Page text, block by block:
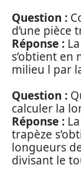
Question :
d’une pièce
Réponse :
s’obtient
milieu l par
Question :
calculer la
Réponse :
trapèze
longueurs
divisant le